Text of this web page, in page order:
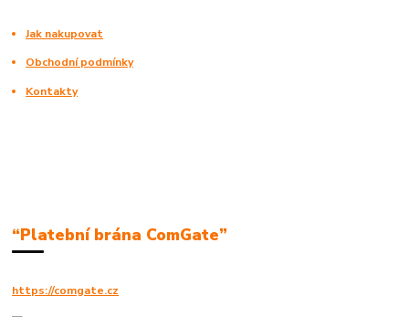
Jak nakupovat
Obchodní podmínky
Kontakty
“Platební brána ComGate”
https://comgate.cz